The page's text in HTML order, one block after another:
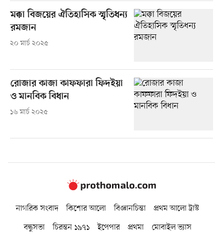
মক্কা বিজয়ের ঐতিহাসিক স্মৃতিধন্য
রমজান
২০ মার্চ ২০২৫
রোজার কাজা কাফফারা ফিদইয়া
ও মানবিক বিধান
১৬ মার্চ ২০২৫
নাগরিক সংবাদ কিশোর আলো বিজ্ঞানচিন্তা
প্রথম আলো ট্রাস্ট
বন্ধুসভা
চিরন্তন ১৯৭১ ইপেপার প্রথমা মোবাইল ভ্যাস